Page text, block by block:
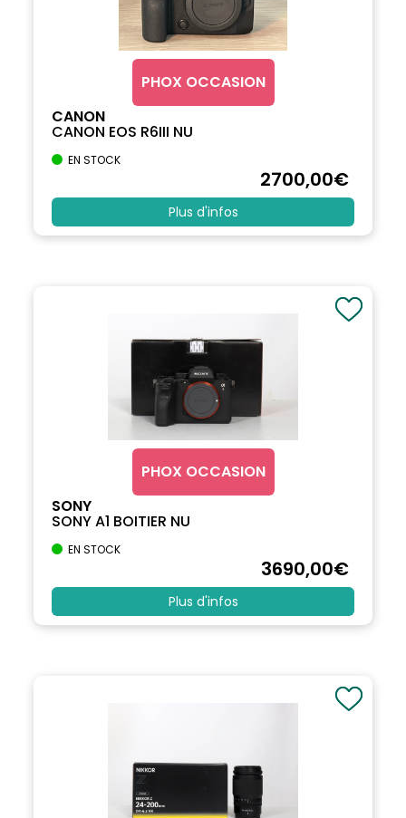
PHOX OCCASION
CANON
CANON EOS R6III NU
EN STOCK
2700,00€
Plus d'infos
PHOX OCCASION
SONY
SONY A1 BOITIER NU
EN STOCK
3690,00€
Plus d'infos